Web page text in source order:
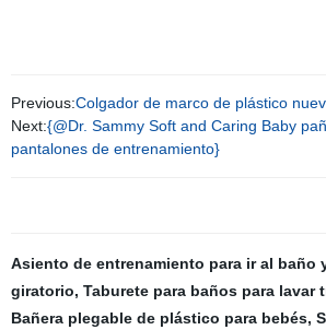
Previous:Colgador de marco de plástico
Next:{@Dr. Sammy Soft and Caring Baby
pantalones de entrenamiento}
Asiento de entrenamiento para ir al baño
giratorio, Taburete para baños para lavar
Bañera plegable de plástico para bebés,